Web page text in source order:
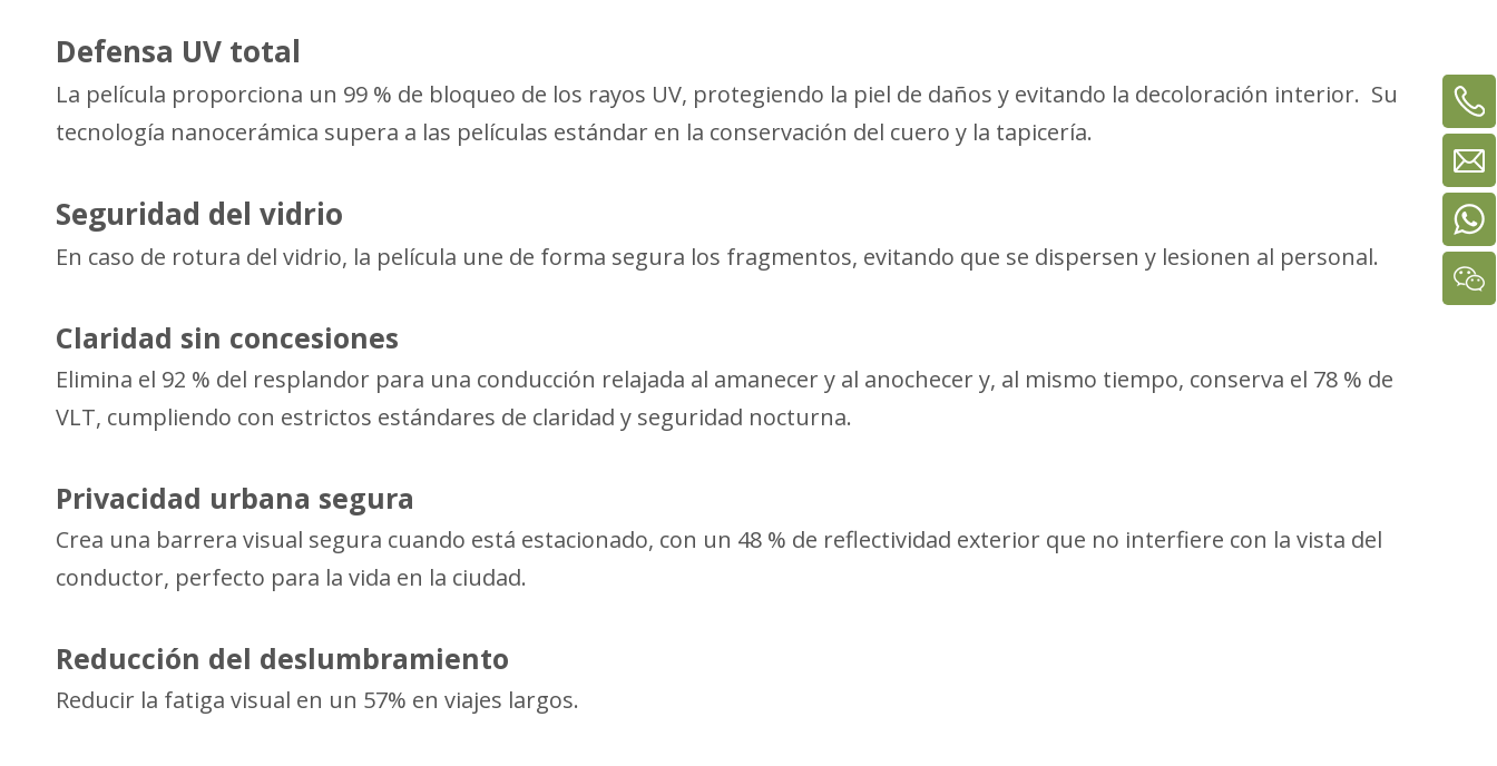
Defensa UV total
La película proporciona un 99 % de bloqueo de los rayos UV, protegiendo la piel de daños y evitando la decoloración interior. Su
tecnología nanocerámica supera a las películas estándar en la conservación del cuero y la tapicería.
Seguridad del vidrio
En caso de rotura del vidrio, la película une de forma segura los fragmentos, evitando que se dispersen y lesionen al personal.
Claridad sin concesiones
Elimina el 92 % del resplandor para una conducción relajada al amanecer y al anochecer y, al mismo tiempo, conserva el 78 % de
VLT, cumpliendo con estrictos estándares de claridad y seguridad nocturna.
Privacidad urbana segura
Crea una barrera visual segura cuando está estacionado, con un 48 % de reflectividad exterior que no interfiere con la vista del
conductor, perfecto para la vida en la ciudad.
Reducción del deslumbramiento
Reducir la fatiga visual en un 57% en viajes largos.